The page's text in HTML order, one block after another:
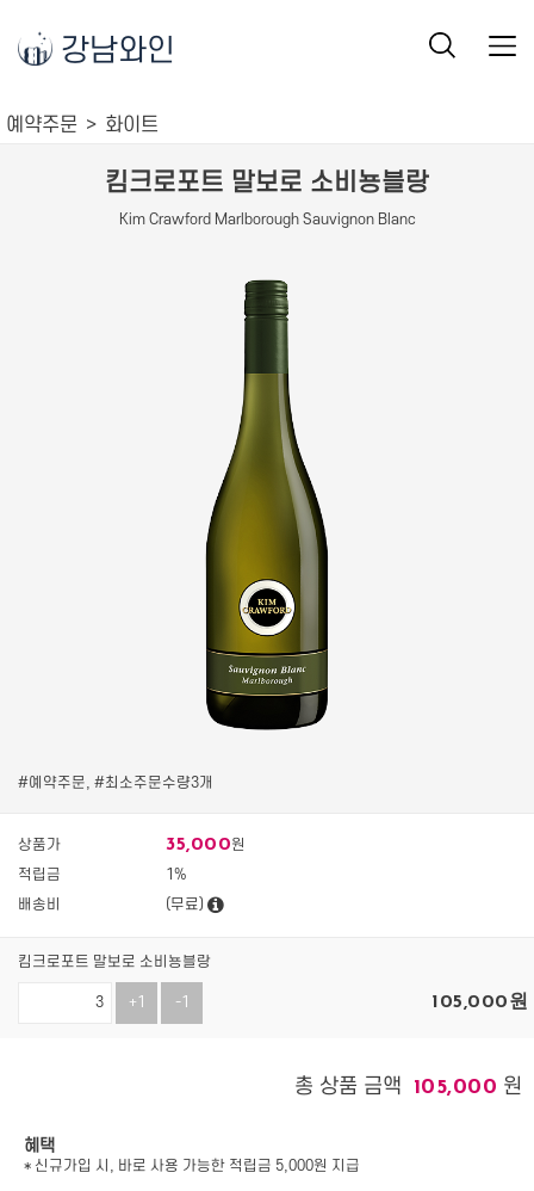
강남와인
예약주문 화이트
킴크로포트 말보로 소비뇽블랑
Kim Crawford Marlborough Sauvignon Blanc
#예약주문, #최소주문수량3개
상품가 35,000원
적립금
1%
배송비
(무료)
킴크로포트 말보로 소비뇽블랑
+1 -1 105,000원
총 상품 금액 105,000 원
혜택
* 신규가입 시, 바로 사용 가능한 적립금 5,000원 지급